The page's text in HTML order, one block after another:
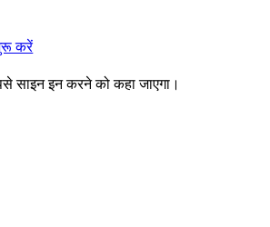
करें
साइन इन करने को कहा जाएगा।